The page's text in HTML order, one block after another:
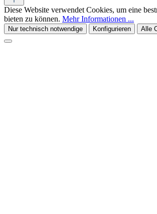
Diese Website verwendet Cookies, um eine
bieten zu können. Mehr Informationen ...
Nur technisch notwendige Konfigurieren Alle